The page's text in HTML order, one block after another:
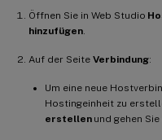
Öffnen Sie in Web Studio
hinzufügen
Auf der Seite Verbindung:
Um eine neue
Hostingeinheit zu
erstellen und gehen